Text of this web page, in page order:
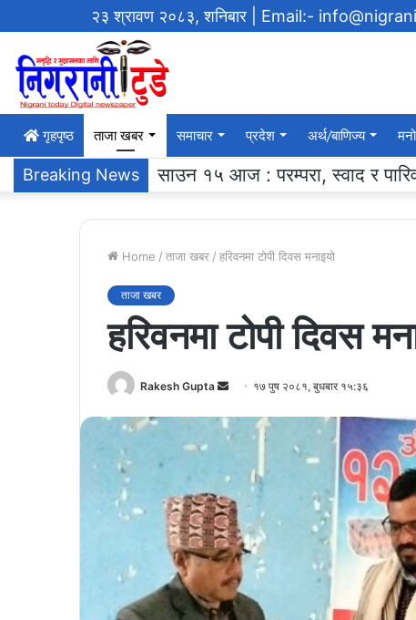
२३ श्रावण २०८३, शनिबार | Email:-
गृहपृष्‍ठ ताजा खबर समाचार प्रदेश अर्थ/बाणिज्य
Breaking News एसएलसी ब्याच २०६१ ले ग¥यो
Home / ताजा खबर / हरिवनमा टोपी दिवस मनाइयो
ताजा खबर
हरिवनमा टोपी दिवस
Rakesh Gupta
Send
email
१७ पुष २०८१, बुधबार १५:३६